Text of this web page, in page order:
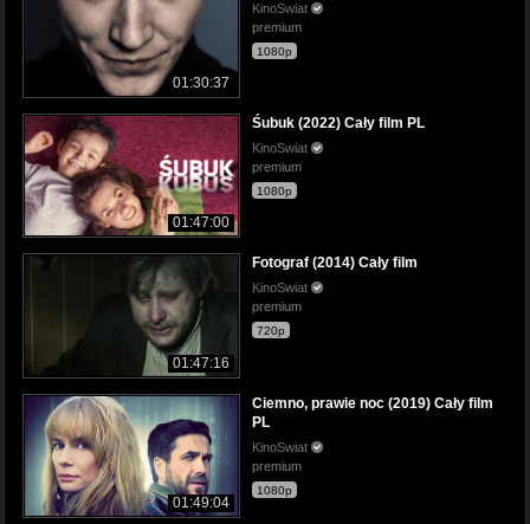
01:30:37
KinoSwiat
premium
1080p
01:47:00
Śubuk (2022) Cały film PL
KinoSwiat
premium
1080p
01:47:16
Fotograf (2014) Cały film
KinoSwiat
premium
720p
01:49:04
Ciemno, prawie noc (2019) Cały film
PL
KinoSwiat
premium
1080p